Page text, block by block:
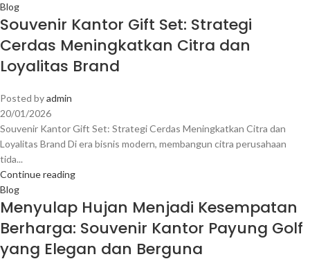
Blog
Souvenir Kantor Gift Set: Strategi
Cerdas Meningkatkan Citra dan
Loyalitas Brand
Posted byadmin
20/01/2026
Souvenir Kantor Gift Set: Strategi Cerdas Meningkatkan Citra dan
Loyalitas Brand Di era bisnis modern, membangun citra perusahaan
tida...
Continue reading
Blog
Menyulap Hujan Menjadi Kesempatan
Berharga: Souvenir Kantor Payung Golf
yang Elegan dan Berguna